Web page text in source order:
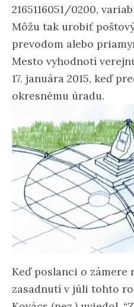
2165116051/0200,
Môžu tak urobiť
prevodom alebo
Mesto vyhodnotí
17. januára 2015, keď
okresnému úradu.
Keď poslanci o zámere
zasadnutí v júli tohto